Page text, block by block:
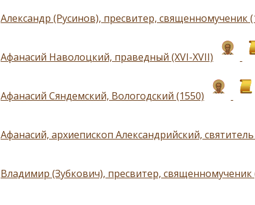
Александр (Русинов), пресвитер, священномученик
Афанасий Наволоцкий, праведный (XVI-XVII)
Афанасий Сяндемский, Вологодский (1550)
Афанасий, архиепископ Александрийский, святитель
Владимир (Зубкович), пресвитер, священномученик